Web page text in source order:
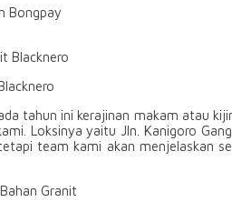
Bongpay
tahun ini kerajinan makam atau
Loksinya yaitu Jln. Kanigoro
team kami akan menjelaskan